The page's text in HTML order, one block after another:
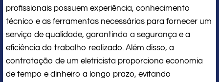
profissionais possuem experiência, conhecimento
técnico e as ferramentas necessárias para fornecer um
serviço de qualidade, garantindo a segurança e a
eficiência do trabalho realizado. Além disso, a
contratação de um eletricista proporciona economia
de tempo e dinheiro a longo prazo, evitando